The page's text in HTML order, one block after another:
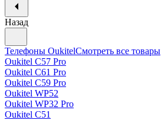
Назад
Телефоны OukitelСмотреть все товары
Oukitel C57 Pro
Oukitel C61 Pro
Oukitel C59 Pro
Oukitel WP52
Oukitel WP32 Pro
Oukitel C51